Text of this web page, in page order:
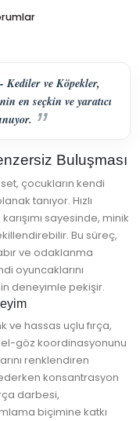
Kediler ve Köpekler,
en seçkin ve yaratıcı
Buluşması
çocukların kendi
tanıyor. Hızlı
sayesinde, minik
Bu süreç,
ve odaklanma
oyuncaklarını
deneyimle pekişir.
ve hassas uçlu fırça,
göz koordinasyonunu
renklendiren
konsantrasyon
darbesi,
biçimine katkı